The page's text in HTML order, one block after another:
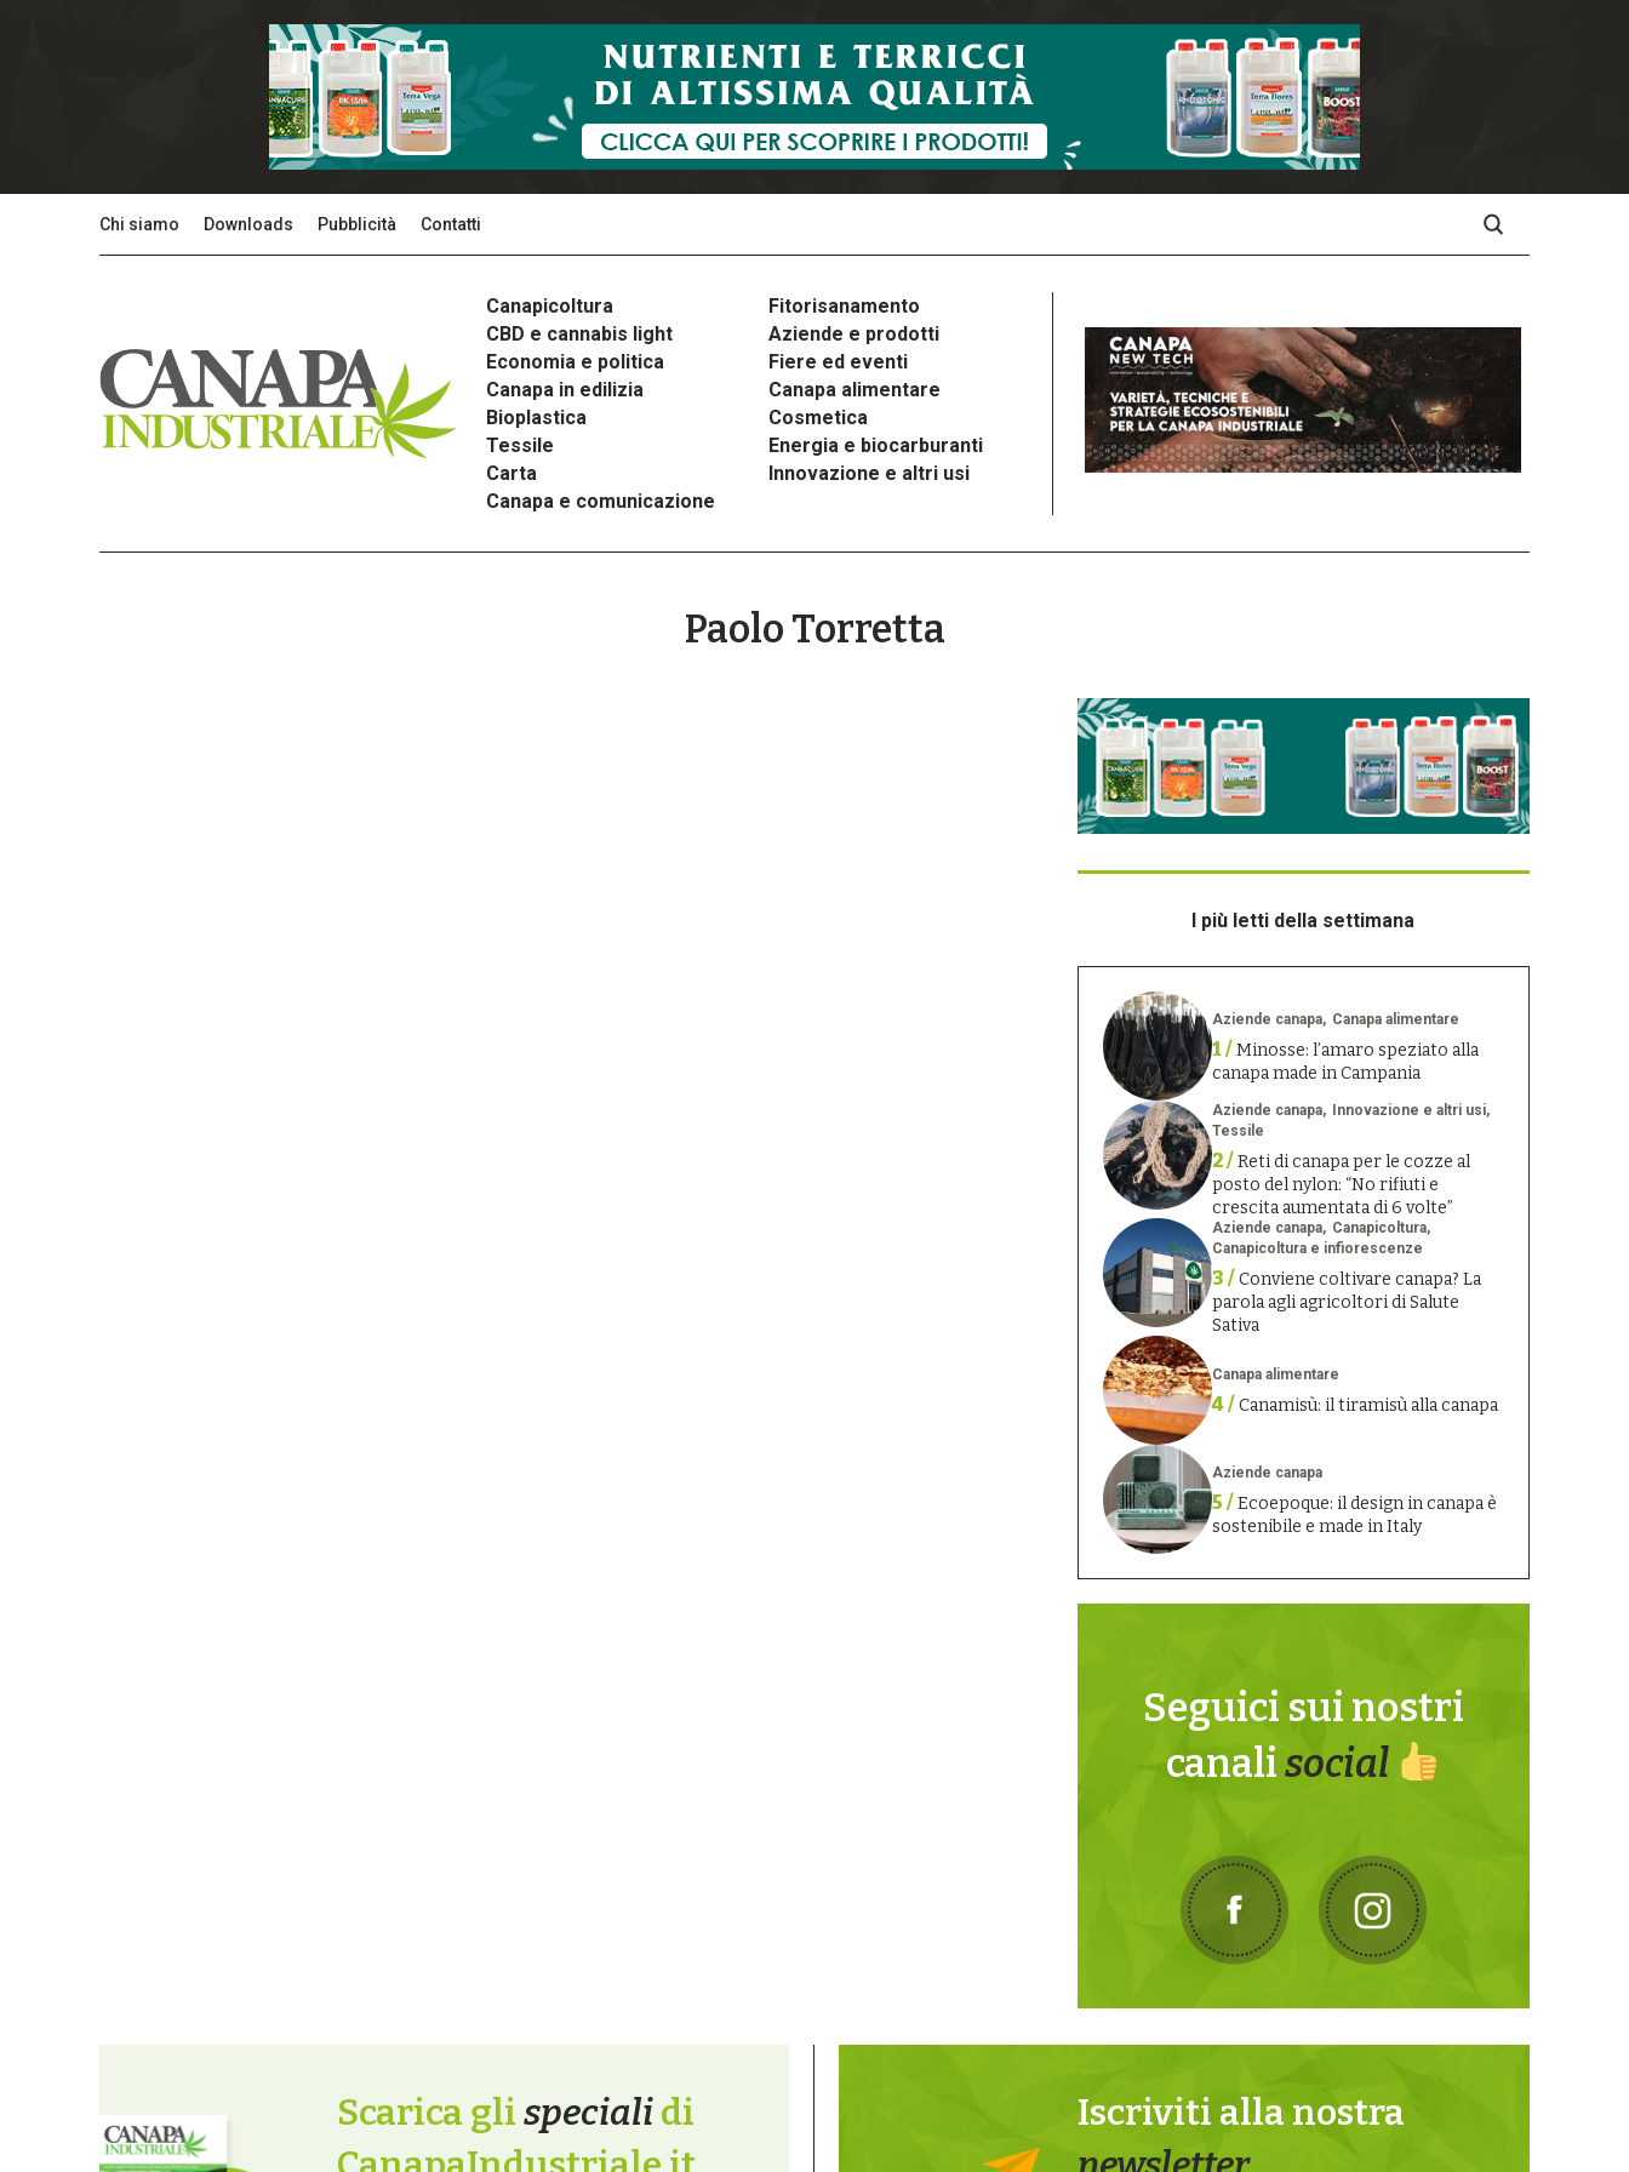
Chi siamo Downloads Pubblicità Contatti
Canapicoltura
Fitorisanamento
CBD e cannabis light
Aziende e prodotti
Economia e politica
Fiere ed eventi
Canapa in edilizia
Canapa alimentare
Bioplastica
Cosmetica
Tessile
Energia e biocarburanti
Carta
Innovazione e altri usi
Canapa e comunicazione
Paolo Torretta
I più letti della settimana
Aziende canapa Canapa alimentare
1 /Minosse: l’amaro speziato alla
canapa made in Campania
Aziende canapa
Innovazione e altri usi
Tessile
2 /Reti di canapa per le cozze al
posto del nylon: “No rifiuti e
crescita aumentata di 6 volte”
Aziende canapa
Canapicoltura
Canapicoltura e infiorescenze
3 /Conviene coltivare canapa? La
parola agli agricoltori di Salute
Sativa
Canapa alimentare
4 /Canamisù: il tiramisù alla canapa
Aziende canapa
5 /Ecoepoque: il design in canapa è
sostenibile e made in Italy
Seguici sui nostri
canalisocial
Scarica glispecialidi
Iscriviti alla nostra